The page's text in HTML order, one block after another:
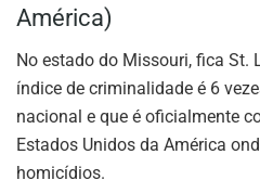
América)
No estado do Missouri, fica St.
índice de criminalidade é 6
nacional e que é oficialmente
Estados Unidos da América
homicídios.